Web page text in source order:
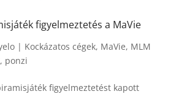
figyelmeztetés a MaVie
| Kockázatos cégek, MaVie, MLM
, ponzi
figyelmeztetést kapott